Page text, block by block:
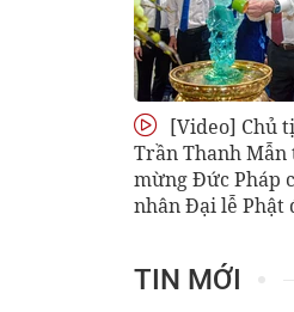
[Video] Chủ
Trần Thanh Mẫn
mừng Đức Pháp
nhân Đại lễ Phật
TIN MỚI